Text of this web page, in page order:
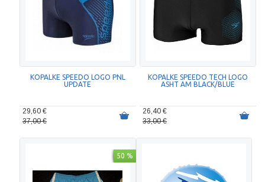
KOPALKE SPEEDO LOGO PNL
UPDATE
29,60 €
37,00 €
KOPALKE SPEEDO TECH LOGO
ASHT AM BLACK/BLUE
26,40 €
33,00 €
50 %